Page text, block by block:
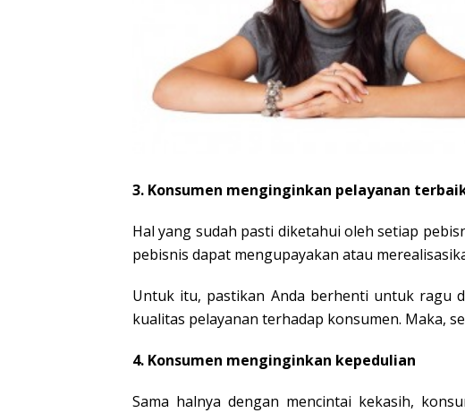
3. Konsumen menginginkan pelayanan
Hal yang sudah pasti diketahui oleh setiap
pebisnis dapat mengupayakan atau
Untuk itu, pastikan Anda berhenti untuk ragu
kualitas pelayanan terhadap konsumen. Maka,
4. Konsumen menginginkan kepedulian
Sama halnya dengan mencintai kekasih,